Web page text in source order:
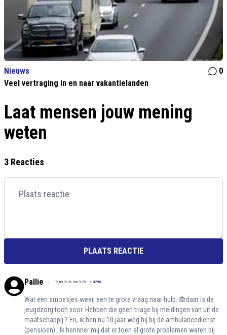
Nieuws
0
Veel vertraging in en naar vakantielanden
Laat mensen jouw mening
weten
3 Reacties
PLAATS REACTIE
Pallie 12 juni 2026 om 9:25 + 3795
Wat een smoesjes weer, een te grote vraag naar hulp. 🙈daar is de
jeugdzorg toch voor. Hebben die geen triage bij meldingen van uit de
maatschappij ? En, ik ben nu 10 jaar weg bij bij de ambulancedienst
(pensioen) . Ik herinner mij dat er toen al grote problemen waren bij